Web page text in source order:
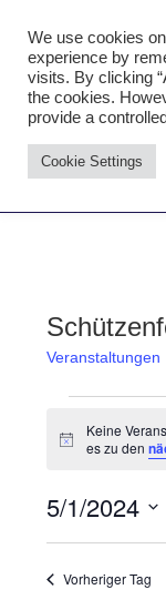
Inhalt
springen
Tambourcorps
Concordia
Veranstaltungen
1.
Mai
2024
Hinweis
Keine
es zu den
5/1/2024
Vorheriger Tag
We use cookies
experience by
visits. By clicking
the cookies.
provide a
Cookie Settings